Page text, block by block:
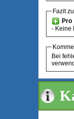
Fazit
Pro
- Keine
Bei